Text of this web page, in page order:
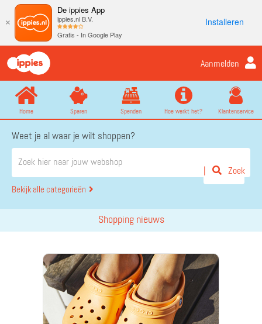
×
De ippies App
ippies.nl B.V.
Gratis - In Google Play
Installeren
Aanmelden
Home Sparen Spenden Hoe werkt het? Klantenservice
Weet je al waar je wilt shoppen?
Bekijk alle categorieën
Zoek
Shopping nieuws